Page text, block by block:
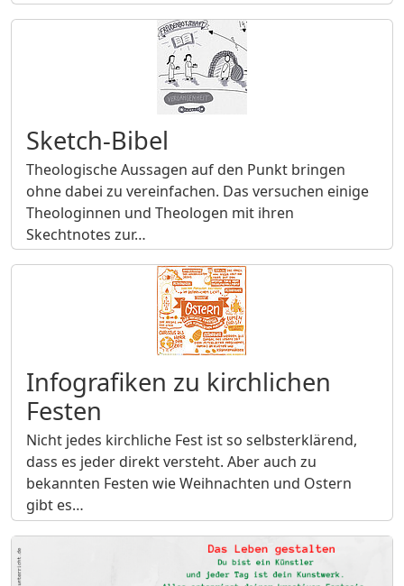
Sketch-Bibel
Theologische Aussagen auf den Punkt bringen
ohne dabei zu vereinfachen. Das versuchen einige
Theologinnen und Theologen mit ihren
Skechtnotes zur…
Infografiken zu kirchlichen
Festen
Nicht jedes kirchliche Fest ist so selbsterklärend,
dass es jeder direkt versteht. Aber auch zu
bekannten Festen wie Weihnachten und Ostern
gibt es…